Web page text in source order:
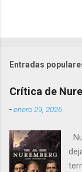
Entradas
Crítica de
-enero 29, 2026